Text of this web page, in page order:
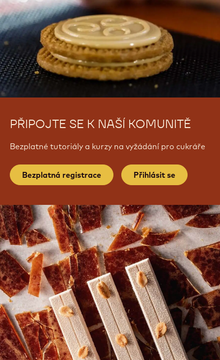
PŘIPOJTE SE K NAŠÍ KOMUNITĚ
Bezplatné tutoriály a kurzy na vyžádání pro cukráře
Bezplatná registrace Přihlásit se